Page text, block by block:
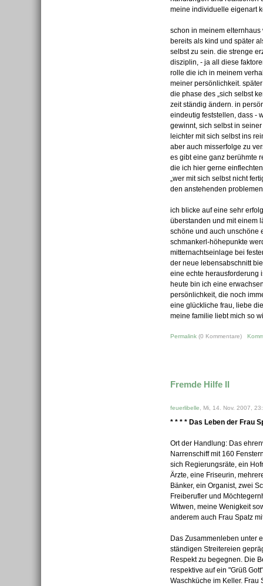
meine individuelle eigenart
schon in meinem
bereits als kind und später
selbst zu sein. die strenge
disziplin, - ja all diese
rolle die ich in meinem
meiner persönlichkeit.
die phase des „sich selbst
zeit ständig ändern. in
eindeutig feststellen, dass -
gewinnt, sich selbst in
leichter mit sich selbst ins
aber auch misserfolge zu
es gibt eine ganz berühmte
die ich hier gerne
„wer mit sich selbst nicht
den anstehenden
ich blicke auf eine sehr
überstanden und mit einem
schöne und auch unschöne
schmankerl-höhepunkte
mitternachtseinlage bei
der neue lebensabschnitt
eine echte herausforderung
heute bin ich eine
persönlichkeit, die noch
eine glückliche frau, liebe
meine familie liebt mich so
Permalink (0 Kommentare)
Fremde Hilfe II
feuerlibelle , Mi, 14. Nov. 2007,
* * * * Das Leben der Frau
Ort der Handlung: Das
Narrenschiff mit 160
sich Regierungsräte, ein
Ärzte, eine Friseurin,
Bänker, ein Organist, zwei
Freiberufler und
Witwen, meine Wenigkeit
anderem auch Frau Spatz
Das Zusammenleben unter
ständigen Streitereien
Respekt zu begegnen. Die
respektive auf ein "Grüß
Waschküche im Keller. Frau